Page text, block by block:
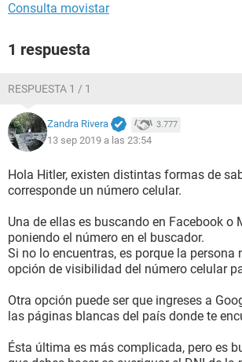
Consulta movistar
1 respuesta
RESPUESTA 1 / 1
Zandra Rivera 3.777
13 sep 2019 a las 23:54
Hola Hitler, existen distintas formas de
corresponde un número celular.
Una de ellas es buscando en Facebook o
poniendo el número en el buscador.
Si no lo encuentras, es porque la persona
opción de visibilidad del número celular
Otra opción puede ser que ingreses a
las páginas blancas del país donde te
Ésta última es más complicada, pero es